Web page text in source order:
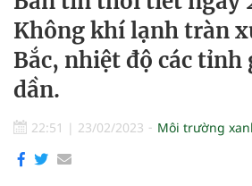
Không khí lạnh tràn
Bắc, nhiệt độ các tỉnh
dần.
22:51 | 23/02/2023 Môi trường